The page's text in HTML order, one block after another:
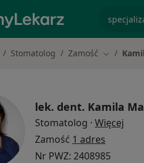
Stomatolog Zamość Zmień
lek. dent. Kamila
Stomatolog · Więcej
Zamość 1 adres
Nr PWZ: 2408985